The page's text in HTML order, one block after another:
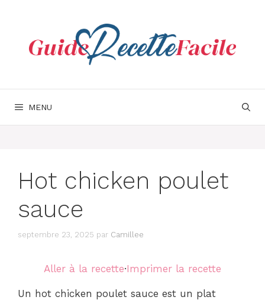
MENU
Hot chicken poulet
sauce
septembre 23, 2025 par Camillee
Aller à la recette·Imprimer la recette
Un hot chicken poulet sauce est un plat